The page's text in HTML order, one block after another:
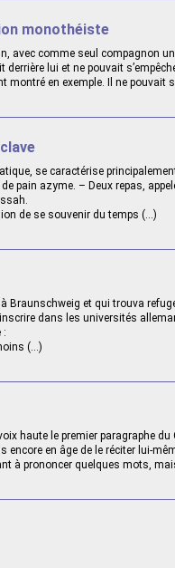
monothéiste
avec comme seul compagnon
lui et ne pouvait
montré en exemple. Il ne pouvait
se caractérise
pain azyme. – Deux repas,
de se souvenir du temps (…)
Braunschweig et qui trouva
dans les universités
:
(…)
haute le premier paragraphe du
encore en âge de le réciter lui-
à prononcer quelques mots,